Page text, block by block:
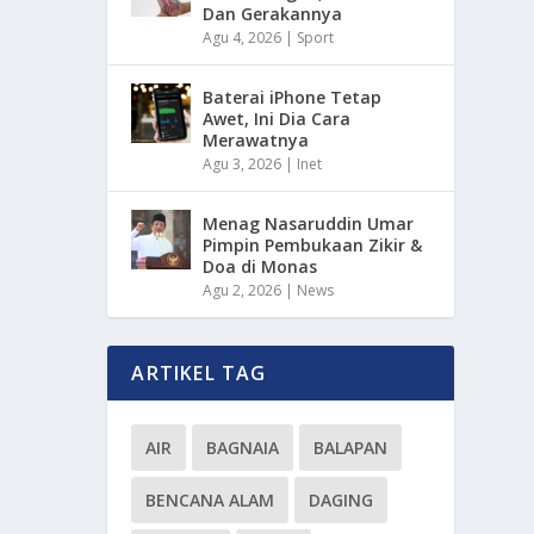
Dan Gerakannya
Agu 4, 2026 | Sport
Baterai iPhone Tetap
Awet, Ini Dia Cara
Merawatnya
Agu 3, 2026 | Inet
Menag Nasaruddin Umar
Pimpin Pembukaan Zikir &
Doa di Monas
Agu 2, 2026 | News
ARTIKEL TAG
AIR BAGNAIA BALAPAN
BENCANA ALAM DAGING